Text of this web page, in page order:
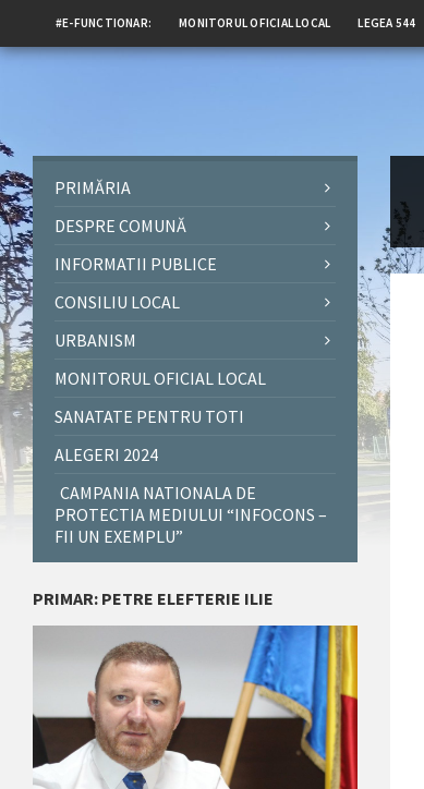
#E-FUNCTIONAR: MONITORUL OFICIAL LOCAL LEGEA 544
PRIMĂRIA
DESPRE COMUNĂ
INFORMATII PUBLICE
CONSILIU LOCAL
URBANISM
MONITORUL OFICIAL LOCAL
SANATATE PENTRU TOTI
ALEGERI 2024
CAMPANIA NATIONALA DE
PROTECTIA MEDIULUI “INFOCONS –
FII UN EXEMPLU”
PRIMAR: PETRE ELEFTERIE ILIE